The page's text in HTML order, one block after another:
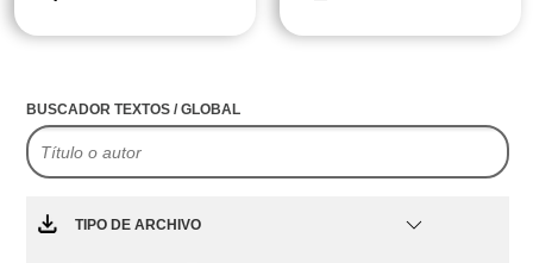
BUSCADOR TEXTOS / GLOBAL
TIPO DE ARCHIVO